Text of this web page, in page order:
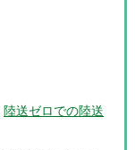
陸送ゼロでの陸送